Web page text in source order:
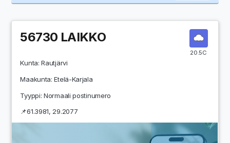
20.5C
56730 LAIKKO
Kunta:Rautjärvi
Maakunta:Etelä-Karjala
Tyyppi: Normaali postinumero
📌61.3981,29.2077